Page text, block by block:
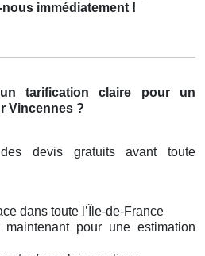
immédiatement !
tarification claire pour un
Vincennes ?
devis gratuits avant toute
dans toute l’Île-de-France
maintenant pour une estimation